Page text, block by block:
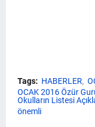
Tags: HABERLER
OCAK 2016 Özür
Okulların Listesi
önemli